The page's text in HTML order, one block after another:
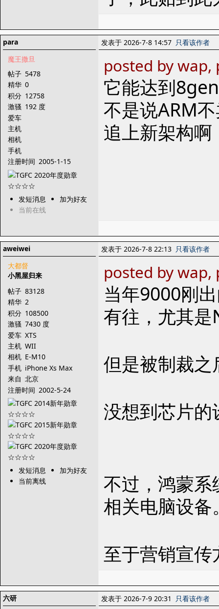
para
魔王撒旦
帖子 5478
精华 0
积分 12758
激骚 192 度
爱车
主机
相机
手机
注册时间 2005-1-15
发短消息
加为好友
当前在线
发表于 2026-7-8 14:57 只看该作者
posted by
它能达到
不是说ARM
追上新架构
aweiwei
大都督
小黑屋归来
帖子 83128
精华 2
积分 108500
激骚 7430 度
爱车 XTS
主机 WII
相机 E-M10
手机 iPhone Xs Max
来自 北京
注册时间 2002-5-24
发短消息
加为好友
当前离线
发表于 2026-7-8 22:13 只看该作者
posted by wap,
当年9000刚
有往，尤其
但是被制裁
没想到芯片
不过，鸿蒙
相关电脑设备
至于营销宣
六研
发表于 2026-7-9 20:31 只看该作者